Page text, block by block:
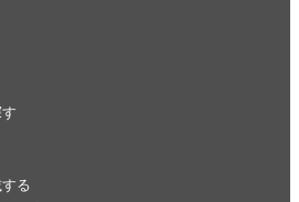
る